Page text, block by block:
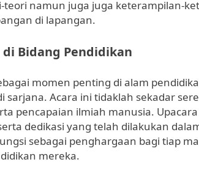
teori namun juga juga keterampilan-
di lapangan.
Bidang Pendidikan
momen penting di alam
sarjana. Acara ini tidaklah sekadar
pencapaian ilmiah manusia.
dedikasi yang telah dilakukan
sebagai penghargaan bagi tiap
mereka.